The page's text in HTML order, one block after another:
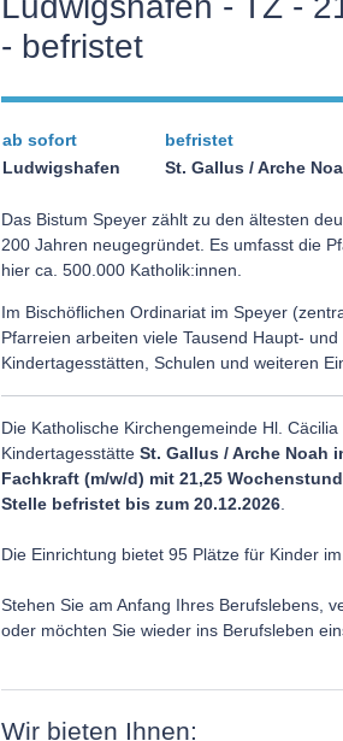
- befristet
ab sofort befristet
Ludwigshafen
St. Gallus / Arche
Das Bistum Speyer zählt zu den ältesten
200 Jahren neugegründet. Es umfasst die
hier ca. 500.000 Katholik:innen.
Im Bischöflichen Ordinariat im Speyer
Pfarreien arbeiten viele Tausend Haupt-
Kindertagesstätten, Schulen und weiteren
Die Katholische Kirchengemeinde Hl.
Kindertagesstätte St. Gallus / Arche Noah
Fachkraft (m/w/d) mit 21,25
Stelle befristet bis zum 20.12.2026
Die Einrichtung bietet 95 Plätze für Kinder
Stehen Sie am Anfang Ihres Berufslebens,
oder möchten Sie wieder ins Berufsleben
Wir bieten Ihnen: